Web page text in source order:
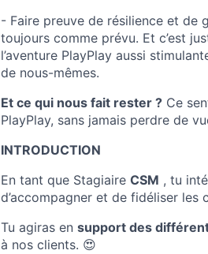
- Faire preuve de résilience et de
toujours comme prévu. Et c’est
l’aventure PlayPlay aussi
de nous-mêmes.
Et ce qui nous fait rester ? Ce
PlayPlay, sans jamais perdre de
INTRODUCTION
En tant que Stagiaire CSM , tu
d’accompagner et de fidéliser les
Tu agiras en support des
à nos clients. 😍